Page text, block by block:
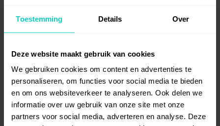
Toestemming Details Over
Deze website maakt gebruik van cookies
We gebruiken cookies om content en advertenties te
personaliseren, om functies voor social media te bieden
en om ons websiteverkeer te analyseren. Ook delen we
informatie over uw gebruik van onze site met onze
partners voor social media, adverteren en analyse. Deze
en in verschillende vormen inzetten, zoals
gesponsorde videos, artikelen, blog posts,
dat de sponsored content aansluit
bij de doelgroep, de inhoud
en het onderwerp van het platform
of kanaal.
Sponsored artikelen